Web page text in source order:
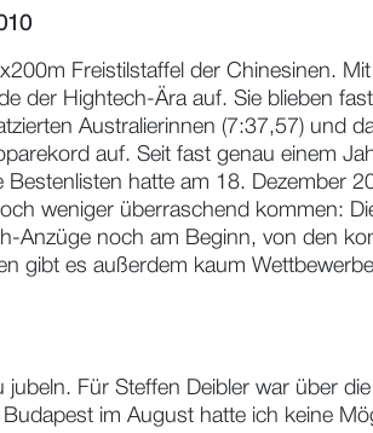
Freistilstaffel der Chinesinen.
der Hightech-Ära auf. Sie blieben
Australierinnen (7:37,57) und
auf. Seit fast genau einem
hatte am 18. Dezember
weniger überraschend kommen:
Anzüge noch am Beginn, von den
gibt es außerdem kaum
Für Steffen Deibler war über
im August hatte ich keine